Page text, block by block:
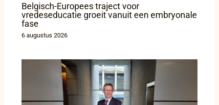
Belgisch-Europees traject voor
vredeseducatie groeit vanuit een embryonale
fase
6 augustus 2026